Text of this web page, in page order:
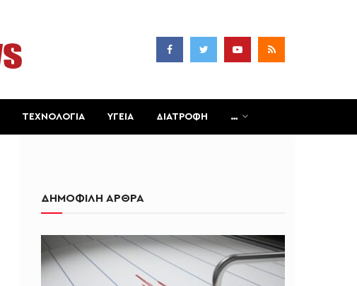
ΤΕΧΝΟΛΟΓΙΑ ΥΓΕΙΑ ΔΙΑΤΡΟΦΗ …
ΔΗΜΟΦΙΛΗ ΑΡΘΡΑ